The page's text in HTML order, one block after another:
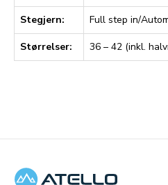
Stegjern: Full step in/
Størrelser: 36 – 42 (inkl.